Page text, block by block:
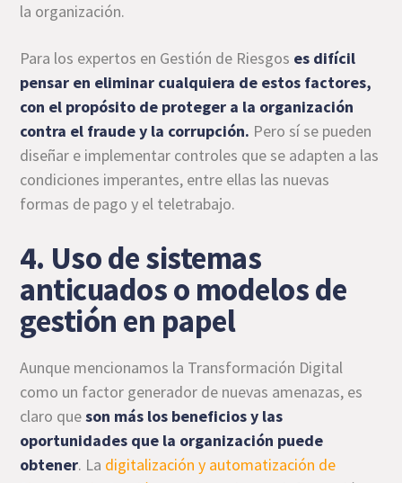
la organización.
Para los expertos en Gestión de Riesgos es difícil
pensar en eliminar cualquiera de estos factores,
con el propósito de proteger a la organización
contra el fraude y la corrupción. Pero sí se pueden
diseñar e implementar controles que se adapten a las
condiciones imperantes, entre ellas las nuevas
formas de pago y el teletrabajo.
4. Uso de sistemas
anticuados o modelos de
gestión en papel
Aunque mencionamos la Transformación Digital
como un factor generador de nuevas amenazas, es
claro queson más los beneficios y las
oportunidades que la organización puede
obtener. La digitalización y automatización de